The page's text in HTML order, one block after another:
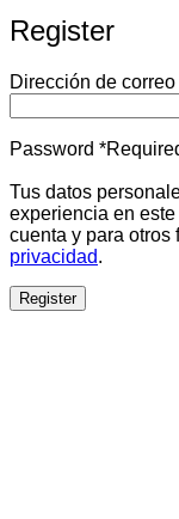
Register
Dirección de
Password *
Tus datos
experiencia en
cuenta y para otros
privacidad.
Register